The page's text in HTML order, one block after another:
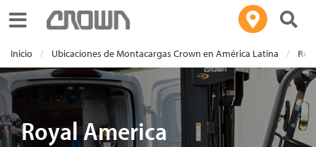
Toggle navigation
Inicio Ubicaciones de Montacargas Crown en América Latina
Royal America